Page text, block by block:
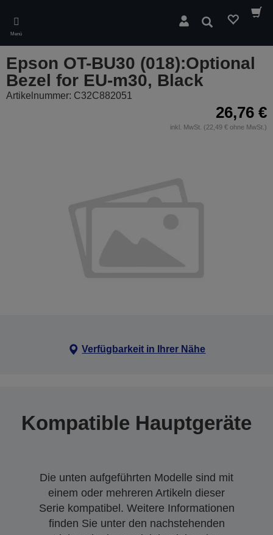
main
content
Menü
Suchen
Epson OT-BU30 (018):Optional
Bezel for EU-m30, Black
Artikelnummer: C32C882051
26,76 €
inkl. MwSt. (22,49 € ohne MwSt.)
Verfügbarkeit in Ihrer Nähe
Kompatible Hauptgeräte
Die unten aufgeführten Modelle sind mit
einem oder mehreren Artikeln dieser
Serie kompatibel. Weitere Informationen
finden Sie unter den nachstehenden